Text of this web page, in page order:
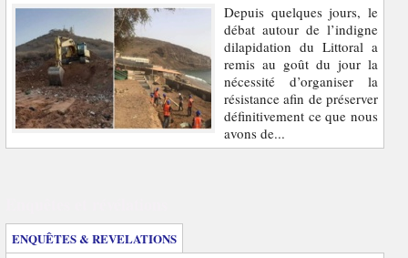
Depuis quelques jours, le
débat autour de l’indigne
dilapidation du Littoral a
remis au goût du jour la
nécessité d’organiser la
résistance afin de préserver
définitivement ce que nous
avons de...
ENQUÊTES & REVELATIONS